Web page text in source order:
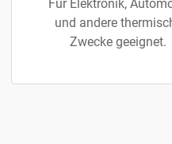
Für Elektronik,
und andere
Zwecke geeignet.